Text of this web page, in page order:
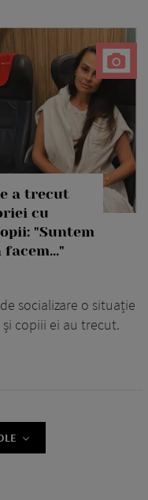
a trecut
cu
"Suntem
socializare o situație
copiii ei au trecut.